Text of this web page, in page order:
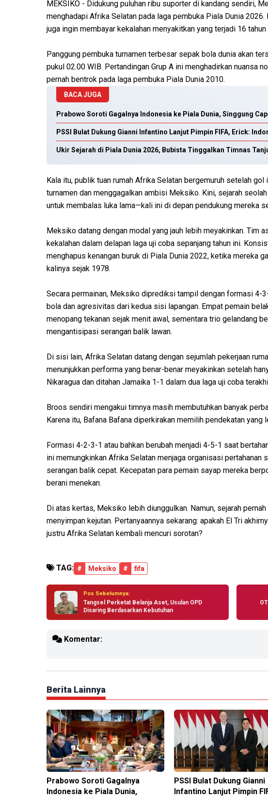
MEKSIKO - Didukung puluhan ribu suporter di kandang sendiri,
menghadapi Afrika Selatan pada laga pembuka Piala Dunia
juga ingin membayar kekalahan menyakitkan yang terjadi 16 tahun
Panggung pembuka turnamen terbesar sepak bola dunia akan
pukul 02.00 WIB. Pertandingan Grup A ini menghadirkan nuansa
pernah bentrok pada laga pembuka Piala Dunia 2010.
BACA JUGA
Prabowo Soroti Gagalnya Indonesia ke Piala Dunia, Singgung
PSSI Bulat Dukung Gianni Infantino Lanjut Pimpin FIFA, Erick:
Ukir Sejarah di Piala Dunia 2026, Bubista Tinggalkan Timnas
Kala itu, publik tuan rumah Afrika Selatan bergemuruh setelah
turnamen dan menggagalkan ambisi Meksiko. Kini, sejarah
untuk membalas luka lama—kali ini di depan pendukung mereka
Meksiko datang dengan modal yang jauh lebih meyakinkan. Tim
kekalahan dalam delapan laga uji coba sepanjang tahun ini.
menghapus kenangan buruk di Piala Dunia 2022, ketika mereka
kalinya sejak 1978.
Secara permainan, Meksiko diprediksi tampil dengan formasi 4-
bola dan agresivitas dari kedua sisi lapangan. Empat pemain
menopang tekanan sejak menit awal, sementara trio gelandang
mengantisipasi serangan balik lawan.
Di sisi lain, Afrika Selatan datang dengan sejumlah pekerjaan
menunjukkan performa yang benar-benar meyakinkan setelah
Nikaragua dan ditahan Jamaika 1-1 dalam dua laga uji coba
Broos sendiri mengakui timnya masih membutuhkan banyak
Karena itu, Bafana Bafana diperkirakan memilih pendekatan yang
Formasi 4-2-3-1 atau bahkan berubah menjadi 4-5-1 saat
ini memungkinkan Afrika Selatan menjaga organisasi pertahanan
serangan balik cepat. Kecepatan para pemain sayap mereka
berani menekan.
Di atas kertas, Meksiko lebih diunggulkan. Namun, sejarah
menyimpan kejutan. Pertanyaannya sekarang: apakah El Tri
justru Afrika Selatan kembali mencuri sorotan?
TAG: # Meksiko # fifa
Pos Sebelumnya:
Tangsel Perketat Belanja Aset, Usulan OPD
Disaring Berdasarkan Kebutuhan
Komentar:
Berita Lainnya
Prabowo Soroti Gagalnya
Indonesia ke Piala Dunia,
PSSI Bulat Dukung Gianni
Infantino Lanjut Pimpin